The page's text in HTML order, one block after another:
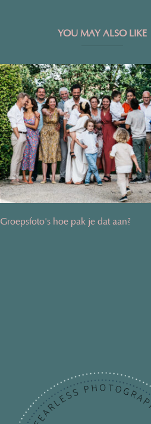
YOU MAY ALSO LIKE
Groepsfoto's hoe pak je dat aan?